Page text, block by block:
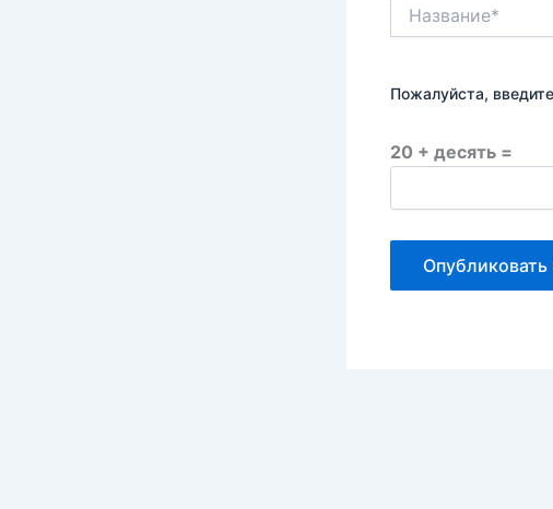
Пожалуйста,
20 + десять =